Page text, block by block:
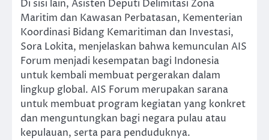
Di sisi lain, Asisten Deputi Delimitasi Zona
Maritim dan Kawasan Perbatasan, Kementerian
Koordinasi Bidang Kemaritiman dan Investasi,
Sora Lokita, menjelaskan bahwa kemunculan AIS
Forum menjadi kesempatan bagi Indonesia
untuk kembali membuat pergerakan dalam
lingkup global. AIS Forum merupakan sarana
untuk membuat program kegiatan yang konkret
dan menguntungkan bagi negara pulau atau
kepulauan, serta para penduduknya.